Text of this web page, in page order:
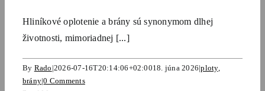
Hliníkové oplotenie a brány sú synonymom dlhej
životnosti, mimoriadnej [...]
By Rado |2026-07-16T20:14:06+02:0018. júna 2026|ploty,
brány|0 Comments